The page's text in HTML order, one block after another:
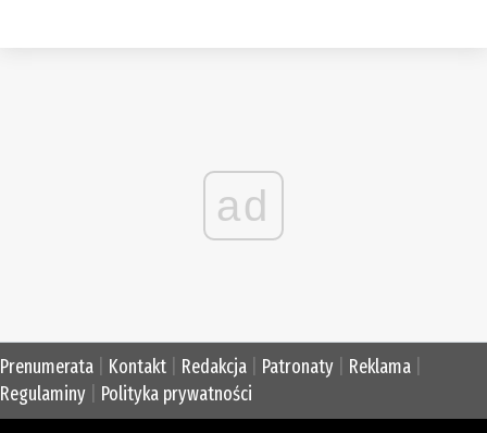
ad
Prenumerata Kontakt Redakcja Patronaty Reklama
Regulaminy
Polityka prywatności